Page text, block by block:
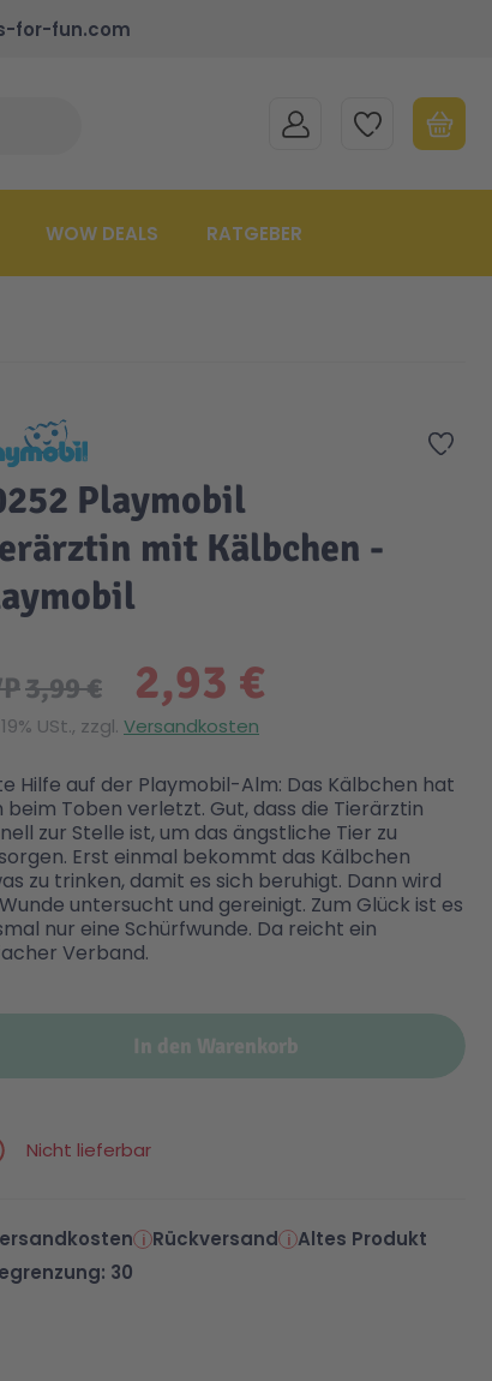
for-fun.com
MEIN KONTOMEINE WUNSCHLISTE
WOW DEALS RATGEBER
Zur
Playmobil
mit Kälbchen -
2,93 €
3,99 €
USt., zzgl. Versandkosten
Hilfe auf der Playmobil-Alm: Das Kälbchen hat
beim Toben verletzt. Gut, dass die Tierärztin
zur Stelle ist, um das ängstliche Tier zu
Erst einmal bekommt das Kälbchen
zu trinken, damit es sich beruhigt. Dann wird
untersucht und gereinigt. Zum Glück ist es
nur eine Schürfwunde. Da reicht ein
Verband.
In den Warenkorb
Nicht lieferbar
Rückversand
Altes Produkt
30